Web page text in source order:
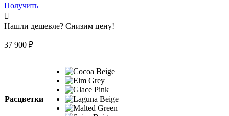
Получить
Нашли дешевле? Снизим цену!
37 900 ₽
Расцветки